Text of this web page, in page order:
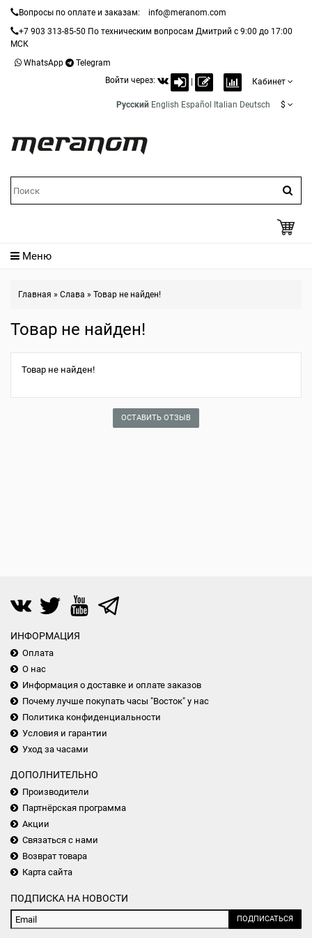
Вопросы по оплате и заказам:
info@meranom.com
+7 903 313-85-50 По техническим вопросам Дмитрий с 9:00 до 17:00
МСК
WhatsApp
Telegram
Войти через:
Кабинет
Русский English Español Italian Deutsch $
Меню
Главная » Слава » Товар не найден!
Товар не найден!
Товар не найден!
ОСТАВИТЬ ОТЗЫВ
ИНФОРМАЦИЯ
Оплата
О нас
Информация о доставке и оплате заказов
Почему лучше покупать часы "Восток" у нас
Политика конфиденциальности
Условия и гарантии
Уход за часами
ДОПОЛНИТЕЛЬНО
Производители
Партнёрская программа
Акции
Связаться с нами
Возврат товара
Карта сайта
ПОДПИСКА НА НОВОСТИ
ПОДПИСАТЬСЯ